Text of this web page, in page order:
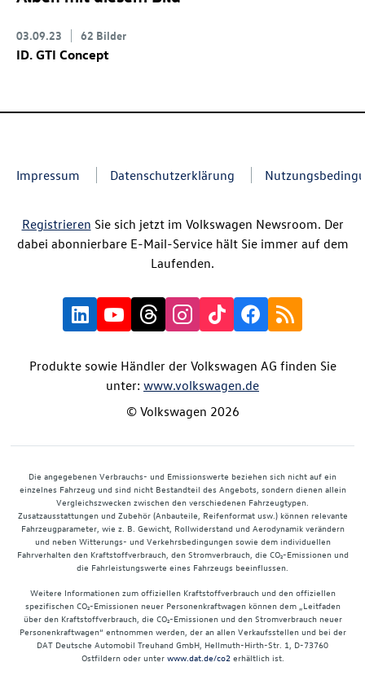
03.09.23 62 Bilder
ID. GTI Concept
Impressum Datenschutzerklärung
Registrieren Sie sich jetzt im Volkswagen Newsroom. Der
dabei abonnierbare E-Mail-Service hält Sie immer auf dem
Laufenden.
Produkte sowie Händler der Volkswagen AG finden Sie
unter: www.volkswagen.de
© Volkswagen 2026
Die angegebenen Verbrauchs- und Emissionswerte beziehen sich nicht auf ein
einzelnes Fahrzeug und sind nicht Bestandteil des Angebots, sondern dienen allein
Vergleichszwecken zwischen den verschiedenen Fahrzeugtypen.
Zusatzausstattungen und Zubehör (Anbauteile, Reifenformat usw.) können relevante
Fahrzeugparameter, wie z. B. Gewicht, Rollwiderstand und Aerodynamik verändern
und neben Witterungs- und Verkehrsbedingungen sowie dem individuellen
Fahrverhalten den Kraftstoffverbrauch, den Stromverbrauch, die CO₂-Emissionen und
die Fahrleistungswerte eines Fahrzeugs beeinflussen.
Weitere Informationen zum offiziellen Kraftstoffverbrauch und den offiziellen
spezifischen CO₂-Emissionen neuer Personenkraftwagen können dem „Leitfaden
über den Kraftstoffverbrauch, die CO₂-Emissionen und den Stromverbrauch neuer
Personenkraftwagen“ entnommen werden, der an allen Verkaufsstellen und bei der
DAT Deutsche Automobil Treuhand GmbH, Hellmuth-Hirth-Str. 1, D-73760
Ostfildern oder unter www.dat.de/co2erhältlich ist.